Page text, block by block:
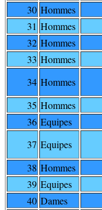
30 Hommes
31 Hommes
32 Hommes
33 Hommes
34 Hommes
35 Hommes
36 Equipes
37 Equipes
38 Hommes
39 Equipes
40 Dames